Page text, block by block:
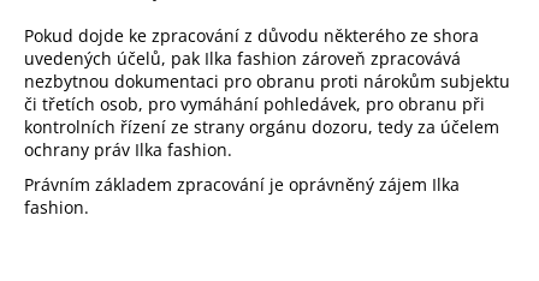
Pokud dojde ke zpracování z důvodu některého ze shora
uvedených účelů, pak Ilka fashion zároveň zpracovává
nezbytnou dokumentaci pro obranu proti nárokům subjektu
či třetích osob, pro vymáhání pohledávek, pro obranu při
kontrolních řízení ze strany orgánu dozoru, tedy za účelem
ochrany práv Ilka fashion.
Právním základem zpracování je oprávněný zájem Ilka
fashion.